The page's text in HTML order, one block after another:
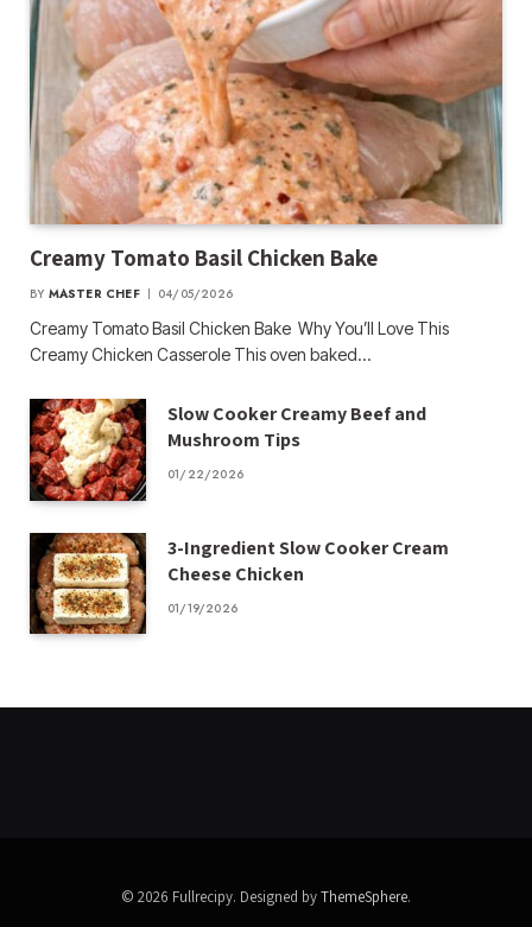
Creamy Tomato Basil Chicken Bake
BY MASTER CHEF 04/05/2026
Creamy Tomato Basil Chicken Bake Why You’ll Love This
Creamy Chicken Casserole This oven baked…
Slow Cooker Creamy Beef and
Mushroom Tips
01/22/2026
3-Ingredient Slow Cooker Cream
Cheese Chicken
01/19/2026
© 2026 Fullrecipy. Designed byThemeSphere.